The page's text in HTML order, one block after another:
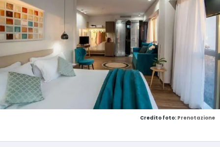
Credito foto: Prenotazione